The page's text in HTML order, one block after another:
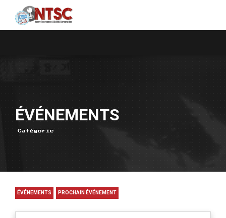
ÉVÉNEMENTS
Catégorie
ÉVÉNEMENTS PROCHAIN ÉVÉNEMENT